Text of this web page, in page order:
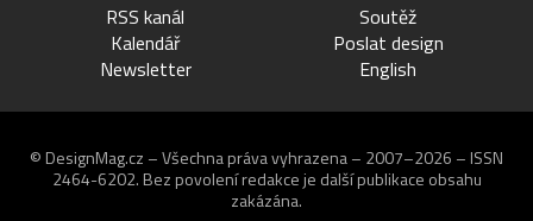
RSS kanál
Kalendář
Newsletter
Soutěž
Poslat design
English
© DesignMag.cz – Všechna práva vyhrazena – 2007–2026 – ISSN
2464-6202. Bez povolení redakce je další publikace obsahu
zakázána.